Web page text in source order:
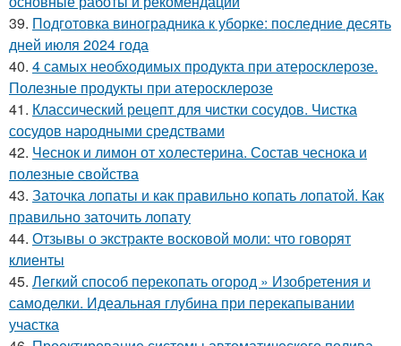
39. Подготовка виноградника к уборке: последние десять
дней июля 2024 года
40. 4 самых необходимых продукта при атеросклерозе.
Полезные продукты при атеросклерозе
41. Классический рецепт для чистки сосудов. Чистка
сосудов народными средствами
42. Чеснок и лимон от холестерина. Состав чеснока и
полезные свойства
43. Заточка лопаты и как правильно копать лопатой. Как
правильно заточить лопату
44. Отзывы о экстракте восковой моли: что говорят
клиенты
45. Легкий способ перекопать огород » Изобретения и
самоделки. Идеальная глубина при перекапывании
участка